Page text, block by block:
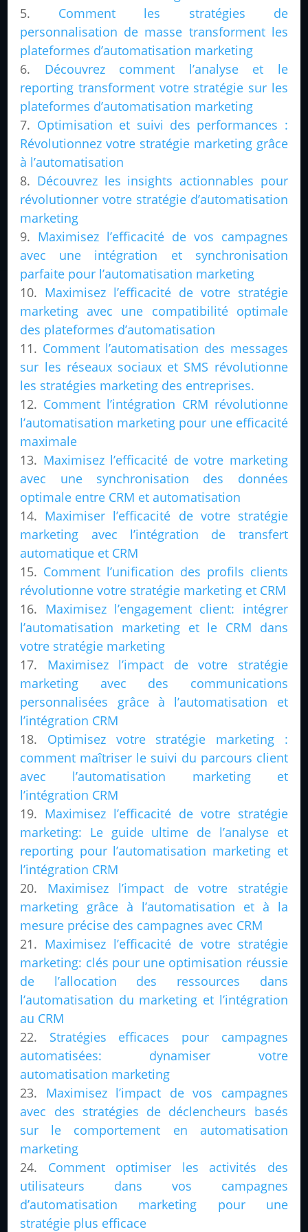
Comment les stratégies de
personnalisation de masse transforment les
plateformes d’automatisation marketing
Découvrez comment l’analyse et le
reporting transforment votre stratégie sur les
plateformes d’automatisation marketing
Optimisation et suivi des performances :
Révolutionnez votre stratégie marketing grâce
à l’automatisation
Découvrez les insights actionnables pour
révolutionner votre stratégie d’automatisation
marketing
Maximisez l’efficacité de vos campagnes
avec une intégration et synchronisation
parfaite pour l’automatisation marketing
Maximisez l’efficacité de votre stratégie
marketing avec une compatibilité optimale
des plateformes d’automatisation
Comment l’automatisation des messages
sur les réseaux sociaux et SMS révolutionne
les stratégies marketing des entreprises.
Comment l’intégration CRM révolutionne
l’automatisation marketing pour une efficacité
maximale
Maximisez l’efficacité de votre marketing
avec une synchronisation des données
optimale entre CRM et automatisation
Maximiser l’efficacité de votre stratégie
marketing avec l’intégration de transfert
automatique et CRM
Comment l’unification des profils clients
révolutionne votre stratégie marketing et CRM
Maximisez l’engagement client: intégrer
l’automatisation marketing et le CRM dans
votre stratégie marketing
Maximisez l’impact de votre stratégie
marketing avec des communications
personnalisées grâce à l’automatisation et
l’intégration CRM
Optimisez votre stratégie marketing :
comment maîtriser le suivi du parcours client
avec l’automatisation marketing et
l’intégration CRM
Maximisez l’efficacité de votre stratégie
marketing: Le guide ultime de l’analyse et
reporting pour l’automatisation marketing et
l’intégration CRM
Maximisez l’impact de votre stratégie
marketing grâce à l’automatisation et à la
mesure précise des campagnes avec CRM
Maximisez l’efficacité de votre stratégie
marketing: clés pour une optimisation réussie
de l’allocation des ressources dans
l’automatisation du marketing et l’intégration
au CRM
Stratégies efficaces pour campagnes
automatisées: dynamiser votre
automatisation marketing
Maximisez l’impact de vos campagnes
avec des stratégies de déclencheurs basés
sur le comportement en automatisation
marketing
Comment optimiser les activités des
utilisateurs dans vos campagnes
d’automatisation marketing pour une
stratégie plus efficace